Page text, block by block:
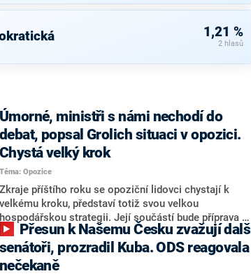
1,21 %
2 hlasů
Úmorné, ministři s námi nechodí do
debat, popsal Grolich situaci v opozici.
Chystá velký krok
Téma: Opozice
Zkraje příštího roku se opoziční lidovci chystají k
velkému kroku, představí totiž svou velkou
hospodářskou strategii. Její součástí bude příprava na
stárnutí populace, řekl ve středu na setkání s novináři
nový předseda lidovců Jan Grolich. Ten zároveň v
senátních volbách kandiduje ve Vyškově. Popsal i
aktivitu opozice, o níž vládní strany nebo političtí
senátoři, prozradil Kuba. ODS reagovala
nečekaně